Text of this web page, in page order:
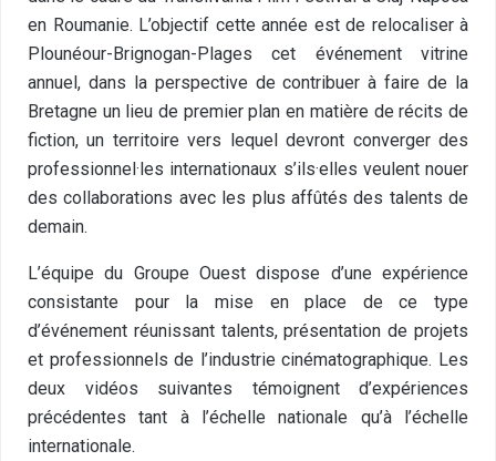
en Roumanie. L’objectif cette année est de relocaliser à
Plounéour-Brignogan-Plages cet événement vitrine
annuel, dans la perspective de contribuer à faire de la
Bretagne un lieu de premier plan en matière de récits de
fiction, un territoire vers lequel devront converger des
professionnel·les internationaux s’ils·elles veulent nouer
des collaborations avec les plus affûtés des talents de
demain.
L’équipe du Groupe Ouest dispose d’une expérience
consistante pour la mise en place de ce type
d’événement réunissant talents, présentation de projets
et professionnels de l’industrie cinématographique. Les
deux vidéos suivantes témoignent d’expériences
précédentes tant à l’échelle nationale qu’à l’échelle
internationale.